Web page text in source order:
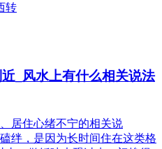
转
_风水上有什么相关说法
居住心绪不宁的相关说
，是因为长时间住在这类格